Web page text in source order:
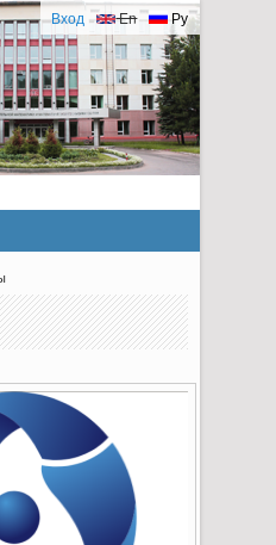
Ру
En
Вход